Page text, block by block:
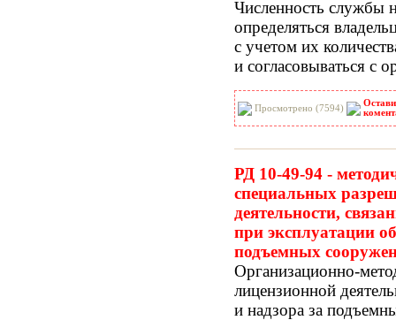
Численность службы
определяться
с учетом их
и согласовываться с
Просмотрено (7594)
РД 10-49-94 -
специальных
деятельности,
при эксплуатации
подъемных
Организационно-
лицензионной
и надзора за